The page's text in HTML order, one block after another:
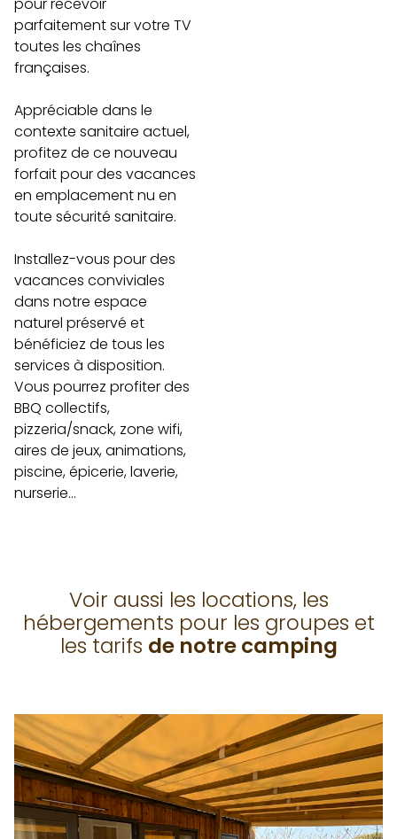
parfaitement sur votre TV
toutes les chaînes
françaises.
Appréciable dans le
contexte sanitaire actuel,
profitez de ce nouveau
forfait pour des vacances
en emplacement nu en
toute sécurité sanitaire.
Installez-vous pour des
vacances conviviales
dans notre espace
naturel préservé et
bénéficiez de tous les
services à disposition.
Vous pourrez profiter des
BBQ collectifs,
pizzeria/snack, zone wifi,
aires de jeux, animations,
piscine, épicerie, laverie,
nurserie…
Voir aussi les locations, les
hébergements pour les groupes et
les tarifs de notre camping